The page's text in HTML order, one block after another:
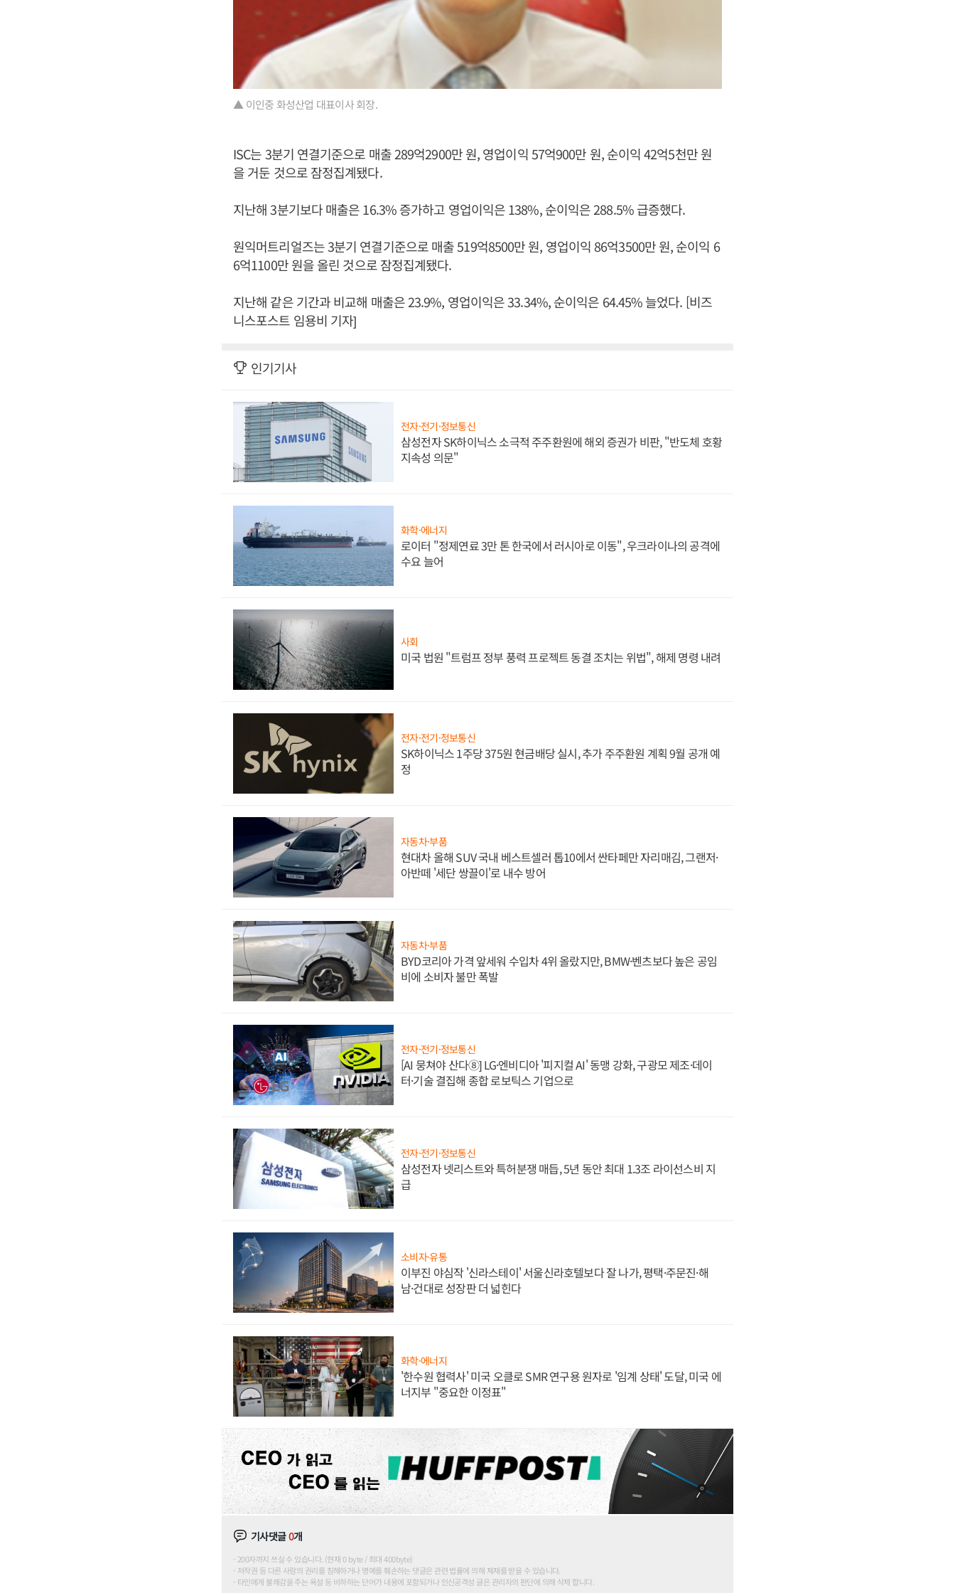
▲ 이인중 화성산업 대표이사 회장.
ISC는 3분기 연결기준으로 매출 289억2900만 원, 영업이익 57억900만 원, 순이익 42억5천만 원
을 거둔 것으로 잠정집계됐다.
지난해 3분기보다 매출은 16.3% 증가하고 영업이익은 138%, 순이익은 288.5% 급증했다.
원익머트리얼즈는 3분기 연결기준으로 매출 519억8500만 원, 영업이익 86억3500만 원, 순이익 6
6억1100만 원을 올린 것으로 잠정집계됐다.
지난해 같은 기간과 비교해 매출은 23.9%, 영업이익은 33.34%, 순이익은 64.45% 늘었다. [비즈
니스포스트 임용비 기자]
인기기사
전자·전기·정보통신
삼성전자 SK하이닉스 소극적 주주환원에 해외 증권가 비판, "반도체 호황
지속성 의문"
화학·에너지
로이터 "정제연료 3만 톤 한국에서 러시아로 이동", 우크라이나의 공격에
수요 늘어
사회
미국 법원 "트럼프 정부 풍력 프로젝트 동결 조치는 위법", 해제 명령 내려
전자·전기·정보통신
SK하이닉스 1주당 375원 현금배당 실시, 추가 주주환원 계획 9월 공개 예
정
자동차·부품
현대차 올해 SUV 국내 베스트셀러 톱10에서 싼타페만 자리매김, 그랜저·
아반떼 '세단 쌍끌이'로 내수 방어
자동차·부품
BYD코리아 가격 앞세워 수입차 4위 올랐지만, BMW·벤츠보다 높은 공임
비에 소비자 불만 폭발
전자·전기·정보통신
[AI 뭉쳐야 산다⑧] LG·엔비디아 '피지컬 AI' 동맹 강화, 구광모 제조·데이
터·기술 결집해 종합 로보틱스 기업으로
전자·전기·정보통신
삼성전자 넷리스트와 특허분쟁 매듭, 5년 동안 최대 1.3조 라이선스비 지
급
소비자·유통
이부진 야심작 '신라스테이' 서울신라호텔보다 잘 나가, 평택·주문진·해
남·건대로 성장판 더 넓힌다
화학·에너지
'한수원 협력사' 미국 오클로 SMR 연구용 원자로 '임계 상태' 도달, 미국 에
너지부 "중요한 이정표"
기사댓글0개
200자까지 쓰실 수 있습니다. (현재 0 byte / 최대 400byte)
저작권 등 다른 사람의 권리를 침해하거나 명예를 훼손하는 댓글은 관련 법률에 의해 제재를 받을 수 있습니다.
타인에게 불쾌감을 주는 욕설 등 비하하는 단어가 내용에 포함되거나 인신공격성 글은 관리자의 판단에 의해 삭제 합니다.